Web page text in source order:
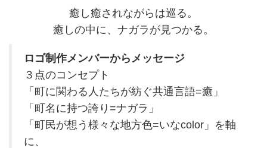
癒し癒されながらは巡る。
癒しの中に、ナガラが見つかる。
ロゴ制作メンバーからメッセージ
３点のコンセプト
「町に関わる人たちが紡ぐ共通言語=癒」
「町名に持つ誇り=ナガラ」
「町民が想う様々な地方色=いなcolor」を軸
に、